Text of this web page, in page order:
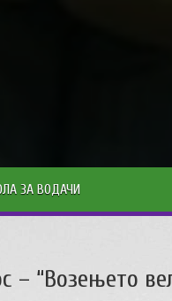
ЗА ВОДАЧИ
– “Возењето